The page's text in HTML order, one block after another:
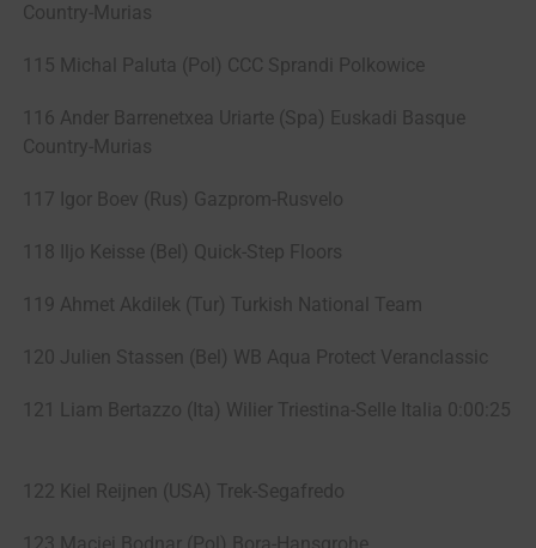
Country-Murias
115 Michal Paluta (Pol) CCC Sprandi Polkowice
116 Ander Barrenetxea Uriarte (Spa) Euskadi Basque
Country-Murias
117 Igor Boev (Rus) Gazprom-Rusvelo
118 Iljo Keisse (Bel) Quick-Step Floors
119 Ahmet Akdilek (Tur) Turkish National Team
120 Julien Stassen (Bel) WB Aqua Protect Veranclassic
121 Liam Bertazzo (Ita) Wilier Triestina-Selle Italia 0:00:25
122 Kiel Reijnen (USA) Trek-Segafredo